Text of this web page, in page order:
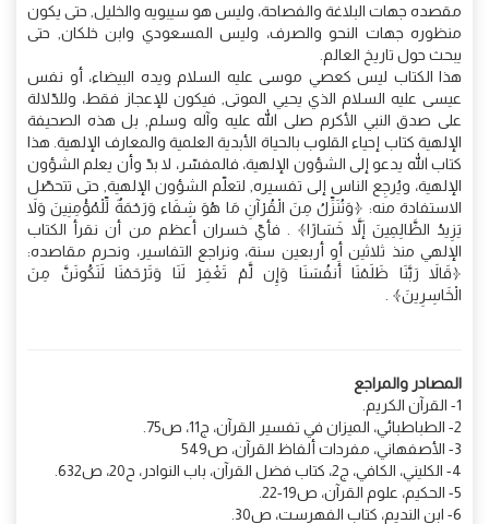
مقصده جهات البلاغة والفصاحة، وليس هو سيبويه والخليل, حتى يكون
منظوره جهات النحو والصرف، وليس المسعودي وابن خلكان, حتى
يبحث حول تاريخ العالم.
هذا الكتاب ليس كعصي موسى عليه السلام ويده البيضاء، أو نفس
عيسى عليه السلام الذي يحيي الموتى, فيكون للإعجاز فقط، وللدّلالة
على صدق النبي الأكرم صلى الله عليه وآله وسلم, بل هذه الصحيفة
الإلهية كتاب إحياء القلوب بالحياة الأبدية العلمية والمعارف الإلهية. هذا
كتاب الله يدعو إلى الشؤون الإلهية، فالمفسّر، لا بدّ وأن يعلم الشؤون
الإلهية، ويُرجِع الناس إلى تفسيره, لتعلّم الشؤون الإلهية, حتى تتحصّل
الاستفادة منه: ﴿وَنُنَزِّلُ مِنَ الْقُرْآنِ مَا هُوَ شِفَاء وَرَحْمَةٌ لِّلْمُؤْمِنِينَ وَلاَ
يَزِيدُ الظَّالِمِينَ إَلاَّ خَسَارًا﴾ . فأيّ خسران أعظم من أن نقرأ الكتاب
الإلهي منذ ثلاثين أو أربعين سنة، ونراجع التفاسير، ونحرم مقاصده:
﴿قَالاَ رَبَّنَا ظَلَمْنَا أَنفُسَنَا وَإِن لَّمْ تَغْفِرْ لَنَا وَتَرْحَمْنَا لَنَكُونَنَّ مِنَ
الْخَاسِرِينَ﴾ .
المصادر والمراجع
1- القرآن الكريم.
2- الطباطبائي، الميزان في تفسير القرآن، ج11، ص75.
3- الأصفهاني، مفردات ألفاظ القرآن، ص549
4- الكليني، الكافي، ج2، كتاب فضل القرآن، باب النوادر، ح20، ص632.
5- الحكيم، علوم القرآن، ص19-22.
6- ابن النديم، كتاب الفهرست، ص30.